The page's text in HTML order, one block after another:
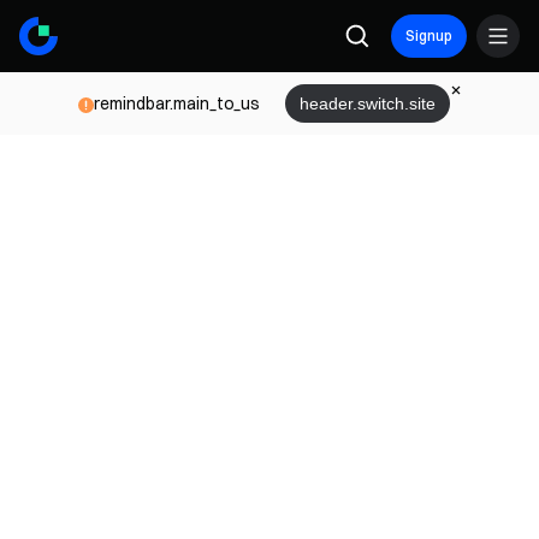
Signup
remindbar.main_to_us header.switch.site